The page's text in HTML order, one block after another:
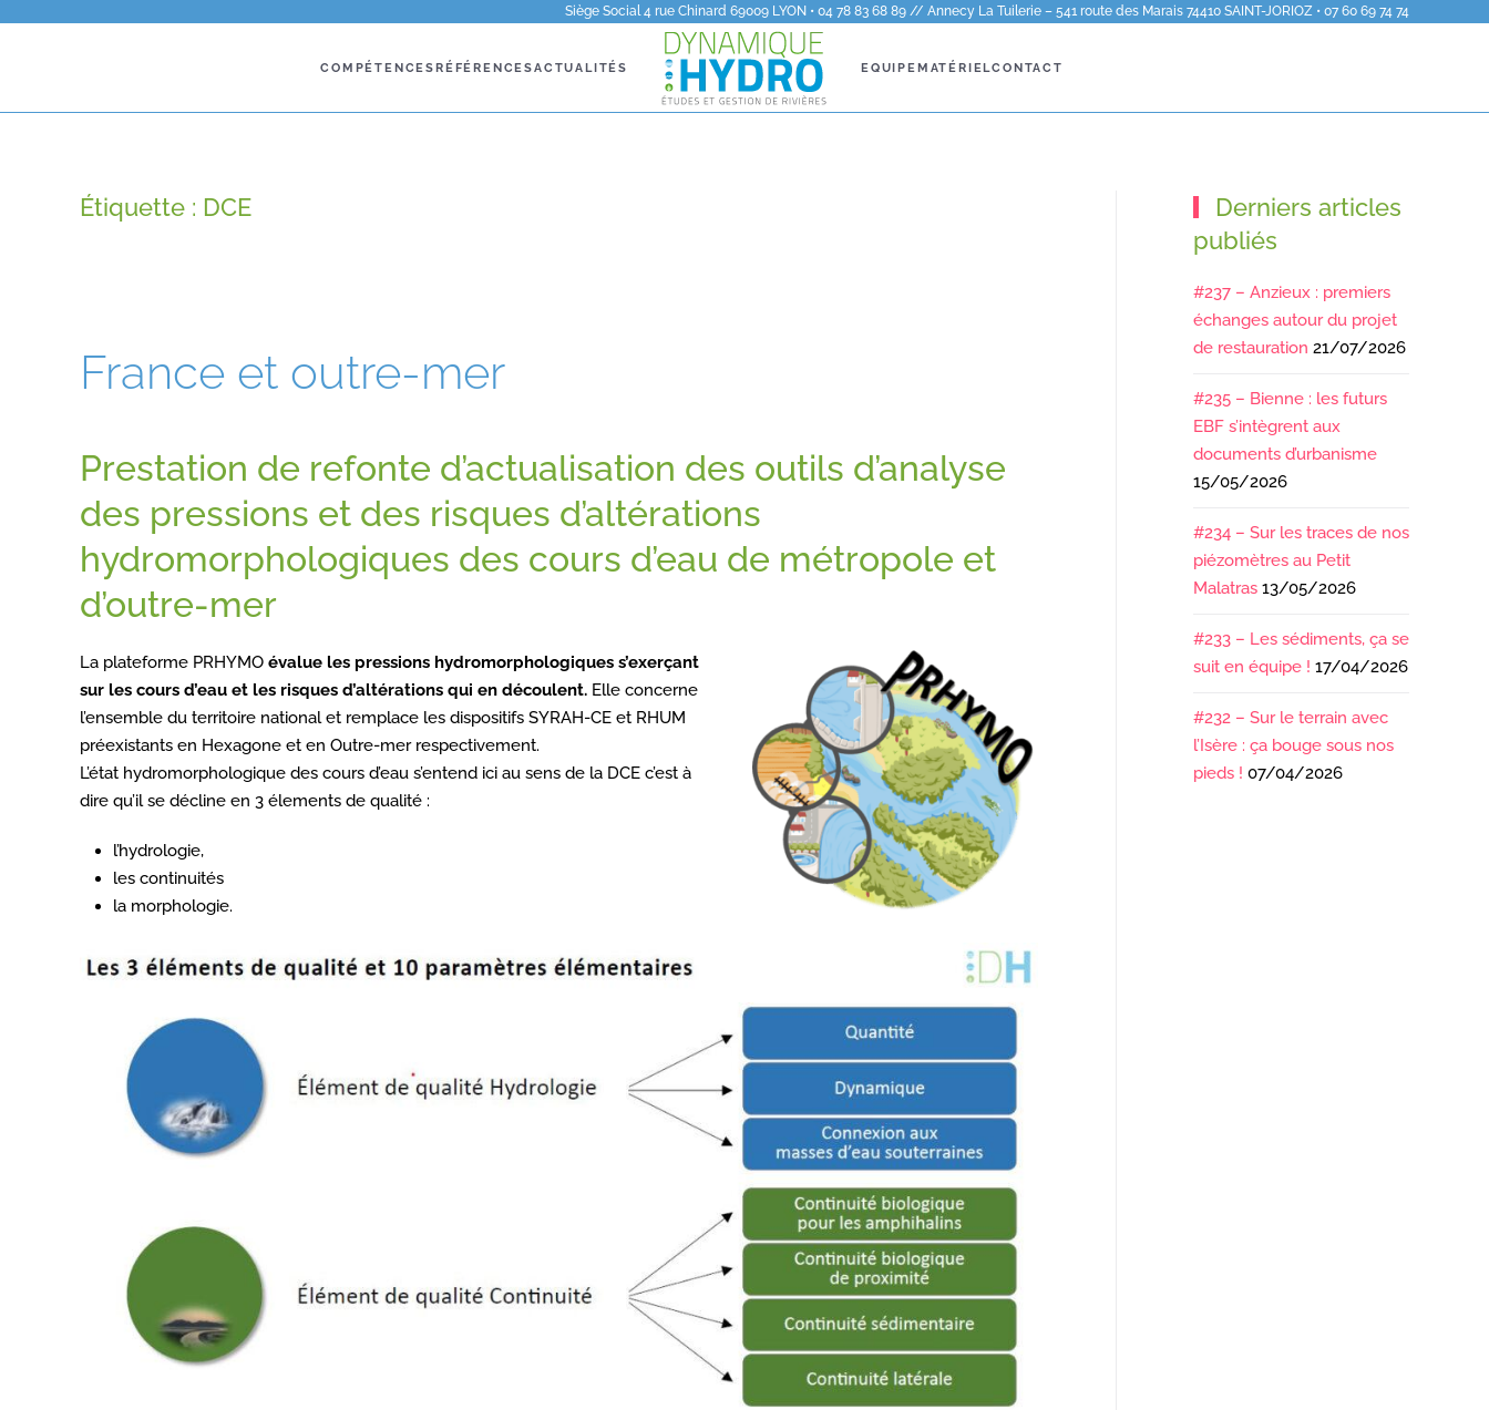
Siège Social 4 rue Chinard 69009 LYON • 04 78 83 68 89 // Annecy La Tuilerie – 541 route des Marais 74410 SAINT-JORIOZ • 07 60 69 74 74
COMPÉTENCESRÉFÉRENCESACTUALITÉS EQUIPEMATÉRIELCONTACT
Étiquette : DCE
France et outre-mer
Prestation de refonte d’actualisation des outils d’analyse
des pressions et des risques d’altérations
hydromorphologiques des cours d’eau de métropole et
d’outre-mer
La plateforme PRHYMO évalue les pressions hydromorphologiques s’exerçant
sur les cours d’eau et les risques d’altérations qui en découlent. Elle concerne
l’ensemble du territoire national et remplace les dispositifs SYRAH-CE et RHUM
préexistants en Hexagone et en Outre-mer respectivement.
L’état hydromorphologique des cours d’eau s’entend ici au sens de la DCE c’est à
dire qu’il se décline en 3 élements de qualité :
l’hydrologie,
les continuités
la morphologie.
Derniers articles
publiés
#237 – Anzieux : premiers
échanges autour du projet
de restauration 21/07/2026
#235 – Bienne : les futurs
EBF s’intègrent aux
documents d’urbanisme
15/05/2026
#234 – Sur les traces de nos
piézomètres au Petit
Malatras 13/05/2026
#233 – Les sédiments, ça se
suit en équipe ! 17/04/2026
#232 – Sur le terrain avec
l’Isère : ça bouge sous nos
pieds ! 07/04/2026